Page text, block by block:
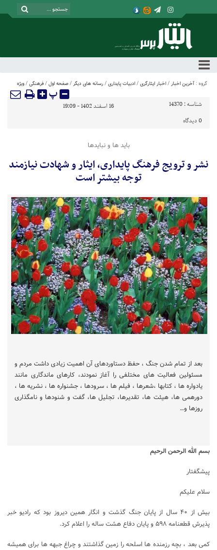
گروه : آخرین اخبار / اخبار ایثارگری / ادبیات پایداری / رسانه های دیگر / صفحه اول / فرهنگی / ویژه
پ
شناسه : 14370
16 اسفند 1402 - 19:09
0 دیدگاه
باید ها و نبایدها
نشر و ترویج فرهنگ پایداری، ایثار و شهادت نیازمند
توجه بیشتر است
بعد از تمام شدن جنگ ، حفظ دستاوردهای آن اهمیت زیادی داشت مردم و
مسئولین فعالیت های مختلفی را آغاز نمودند، کارهای ماندگاری مانند
یادواره ها ، کتابها ،شعرها ، فیلم ها ، سرودها ، جشنواره ها ، نشریه ها ،
دورهمی ها، هیئت ها، تقدیرها، تجلیل ها، گفت و شنودها و نامگذاری
روزها و…
بسم الله الرحمن الرحیم
پیشگفتار
سلام علیکم
بیش از ۴۰ سال از پایان جنگ گذشت و انگار همین دیروز بود که رادیو خبر
پذیرش قطعنامه ۵۹۸ و پایان دفاع هشت ساله را اعلام کرد.
کمی بعد ، بچه رزمنده ها اسلحه را زمین گذاشتند و چراغ جبهه ها برای همیشه